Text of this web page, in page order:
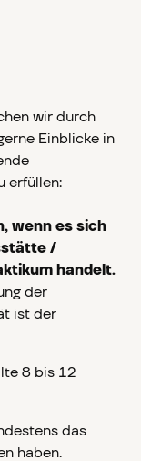
wir durch
Einblicke in
erfüllen:
wenn es sich
/
handelt.
der
ist der
8 bis 12
das
haben.